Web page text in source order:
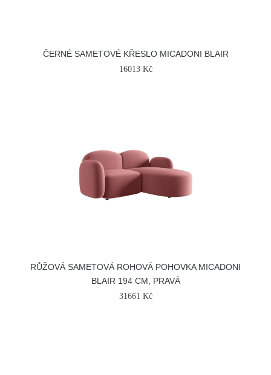
ČERNÉ SAMETOVÉ KŘESLO MICADONI BLAIR
16013 Kč
RŮŽOVÁ SAMETOVÁ ROHOVÁ POHOVKA MICADONI
BLAIR 194 CM, PRAVÁ
31661 Kč